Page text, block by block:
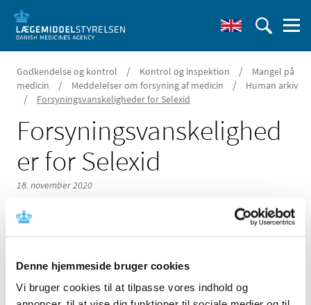
Denne hjemmeside bruger cookies
Vi bruger cookies til at tilpasse vores indhold og
Godkendelse og kontrol / Kontrol og inspektion /
Mangel på
medicin
/ Meddelelser om forsyning af medicin / Human arkiv
/ Forsyningsvanskeligheder for Selexid
Forsyningsvanskelighed
er for Selexid
18. november 2020
Der er i øjeblikket problemer med forsyningen af Selexid
1 g pulver til injektionsvæske, opløsning fra KaroPharma
AB